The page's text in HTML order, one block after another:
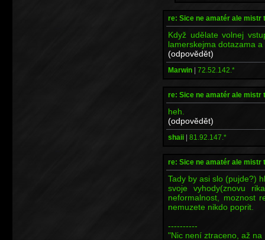
re: Sice ne amatér ale mistr
Když udělate volnej
lamerskejma dotazama
(odpovědět)
Marwin | 72.52.142.*
re: Sice ne amatér ale mistr
heh.
(odpovědět)
shaii | 81.92.147.*
re: Sice ne amatér ale mistr
Tady by asi slo (pujde?)
svoje vyhody(znovu
neformalnost, moznost
nemuzete nikdo poprit.
----------
"Nic není ztraceno, až na